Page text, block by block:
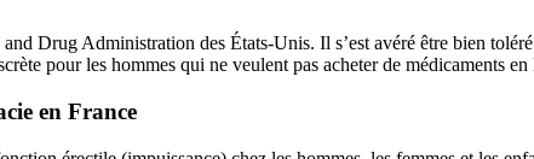
Drug Administration des États-Unis. Il s’est avéré être bien
pour les hommes qui ne veulent pas acheter de médicaments en
en France